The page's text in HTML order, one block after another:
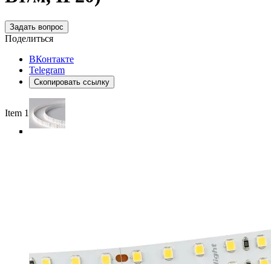
Задать вопрос
Поделиться
ВКонтакте
Telegram
Скопировать ссылку
Item 1 of 4